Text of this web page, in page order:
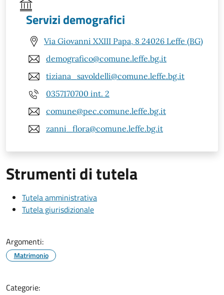
Servizi demografici
Via Giovanni XXIII Papa, 8 24026 Leffe (BG)
demografico@comune.leffe.bg.it
tiziana_savoldelli@comune.leffe.bg.it
0357170700 int. 2
comune@pec.comune.leffe.bg.it
zanni_flora@comune.leffe.bg.it
Strumenti di tutela
Tutela amministrativa
Tutela giurisdizionale
Argomenti:
Matrimonio
Categorie: